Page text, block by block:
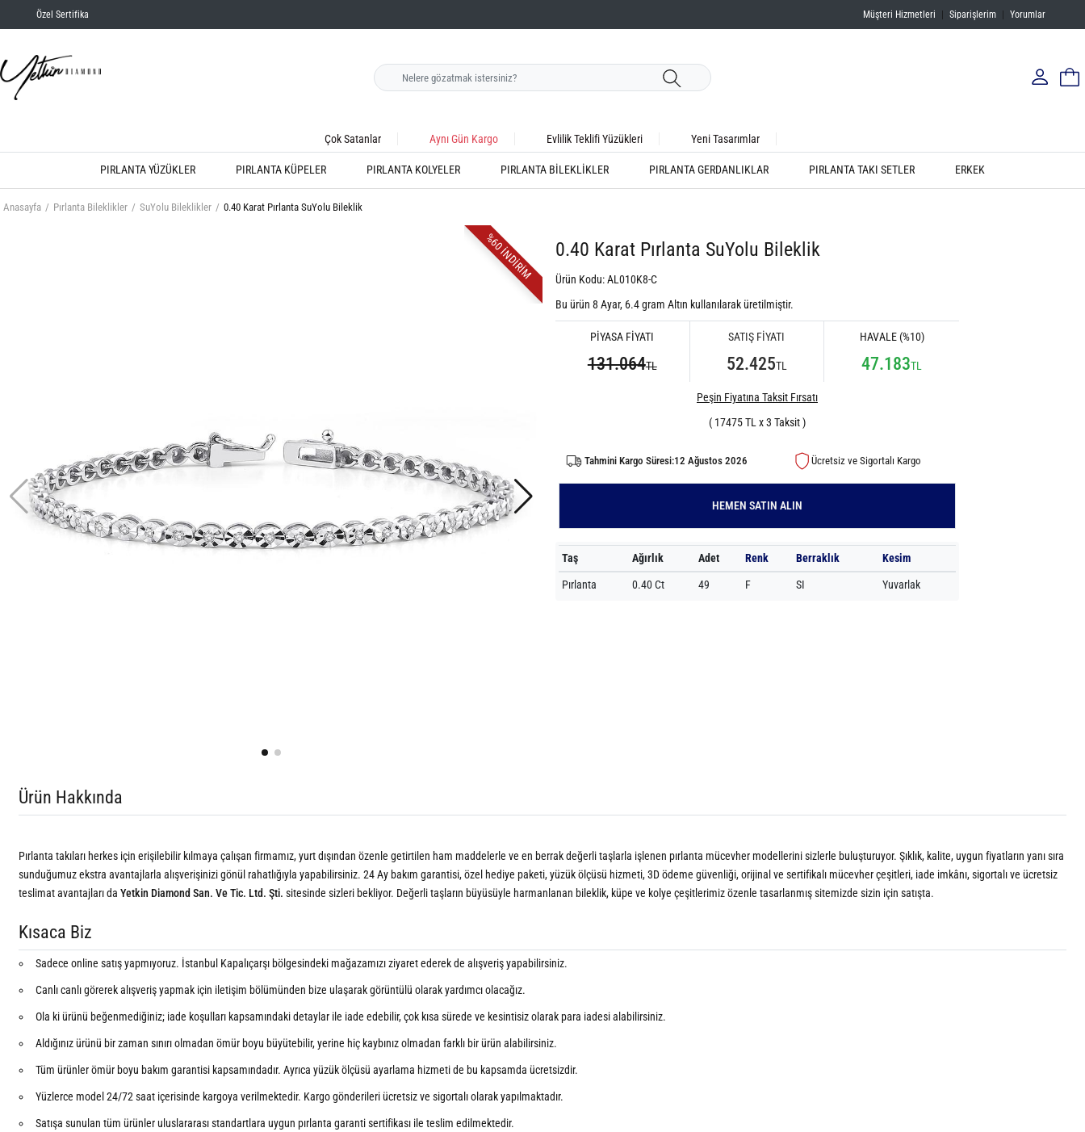
Özel Sertifika Müşteri Hizmetleri Siparişlerim Yorumlar
Çok Satanlar Aynı Gün Kargo Evlilik Teklifi Yüzükleri Yeni Tasarımlar
PIRLANTA YÜZÜKLER PIRLANTA KÜPELER PIRLANTA KOLYELER PIRLANTA BILEKLIKLER PIRLANTA GERDANLIKLAR PIRLANTA TAKI SETLER ERKEK
Anasayfa Pırlanta Bileklikler SuYolu Bileklikler 0.40 Karat Pırlanta SuYolu Bileklik
%60 İNDİRİM 0.40 Karat Pırlanta SuYolu Bileklik
Ürün Kodu: AL010K8-C
Bu ürün 8 Ayar, 6.4gram Altın kullanılarak üretilmiştir.
PİYASA FİYATI
131.064TL
SATIŞ FİYATI
52.425TL
HAVALE (%10)
47.183TL
Peşin Fiyatına Taksit Fırsatı
( 17475 TL x 3 Taksit )
Tahmini Kargo Süresi:12 Ağustos 2026 Ücretsiz ve Sigortalı Kargo
HEMEN SATIN ALIN
Taş Ağırlık Adet Renk Berraklık Kesim
Pırlanta 0.40 Ct 49 F SI Yuvarlak
Ürün Hakkında
Pırlanta takıları herkes için erişilebilir kılmaya çalışan firmamız, yurt dışından özenle getirtilen ham maddelerle ve en berrak değerli taşlarla işlenen pırlanta mücevher modellerini sizlerle buluşturuyor. Şıklık, kalite, uygun fiyatların yanı sıra
sunduğumuz ekstra avantajlarla alışverişinizi gönül rahatlığıyla yapabilirsiniz. 24 Ay bakım garantisi, özel hediye paketi, yüzük ölçüsü hizmeti, 3D ödeme güvenliği, orijinal ve sertifikalı mücevher çeşitleri, iade imkânı, sigortalı ve ücretsiz
teslimat avantajları da Yetkin Diamond San. Ve Tic. Ltd. Şti. sitesinde sizleri bekliyor. Değerli taşların büyüsüyle harmanlanan bileklik, küpe ve kolye çeşitlerimiz özenle tasarlanmış sitemizde sizin için satışta.
Kısaca Biz
Sadece online satış yapmıyoruz. İstanbul Kapalıçarşı bölgesindeki mağazamızı ziyaret ederek de alışveriş yapabilirsiniz.
Canlı canlı görerek alışveriş yapmak için iletişim bölümünden bize ulaşarak görüntülü olarak yardımcı olacağız.
Ola ki ürünü beğenmediğiniz; iade koşulları kapsamındaki detaylar ile iade edebilir, çok kısa sürede ve kesintisiz olarak para iadesi alabilirsiniz.
Aldığınız ürünü bir zaman sınırı olmadan ömür boyu büyütebilir, yerine hiç kaybınız olmadan farklı bir ürün alabilirsiniz.
Tüm ürünler ömür boyu bakım garantisi kapsamındadır. Ayrıca yüzük ölçüsü ayarlama hizmeti de bu kapsamda ücretsizdir.
Yüzlerce model 24/72 saat içerisinde kargoya verilmektedir. Kargo gönderileri ücretsiz ve sigortalı olarak yapılmaktadır.
Satışa sunulan tüm ürünler uluslararası standartlara uygun pırlanta garanti sertifikası ile teslim edilmektedir.